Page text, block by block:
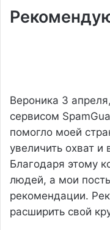
Вероника 3
сервисом
помогло моей
увеличить охват и
Благодаря этому
людей, а мои
рекомендации.
расширить свой